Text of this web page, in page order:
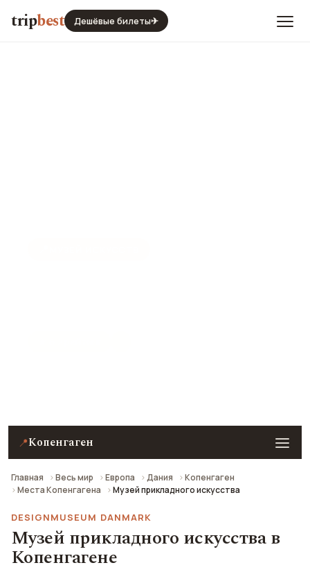
tripbest Дешёвые билеты✈
📍Копенгаген
Главная Весь мир Европа Дания
Копенгаген
Места Копенгагена
Музей прикладного искусства
DESIGNMUSEUM DANMARK
Музей прикладного искусства в
Копенгагене